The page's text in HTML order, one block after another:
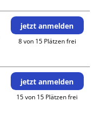
jetzt anmelden
8 von 15 Plätzen frei
jetzt anmelden
15 von 15 Plätzen frei